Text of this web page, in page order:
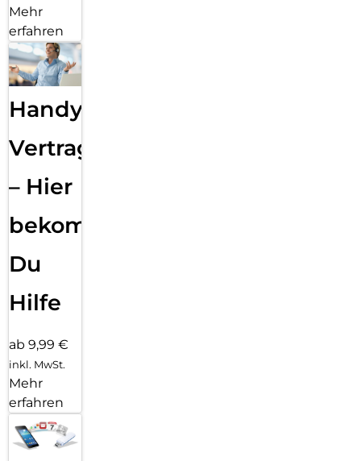
Mehr
erfahren
Handy
Vertragsabwicklung
– Hier
bekommst
Du
Hilfe
ab 9,99 €
inkl. MwSt.
Mehr
erfahren